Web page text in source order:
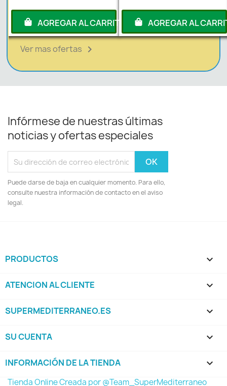
AGREGAR AL CARRITO AGREGAR AL
Ver mas ofertas 
Infórmese de nuestras últimas
noticias y ofertas especiales
Puede darse de baja en cualquier momento. Para ello,
consulte nuestra información de contacto en el aviso
legal.
PRODUCTOS 
ATENCION AL CLIENTE 
SUPERMEDITERRANEO.ES 
SU CUENTA 
INFORMACIÓN DE LA TIENDA keyboard_arrow_down
Tienda Online Creada por @Team_SuperMediterraneo